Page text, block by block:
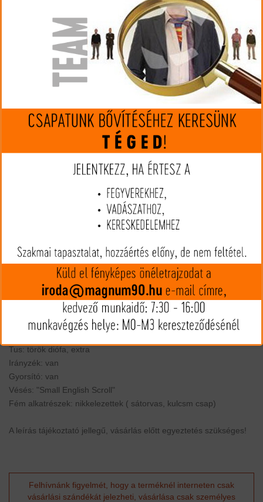
Krieghoff
KRHub115272
MIP kártya jóváírás: Kártyát igényelek
Termék leírás
A Krieghoff Hubertus egy egylövetű, billenő csövű, kézi készítésű
exkluzív vadászfegyver. A nikkelezett felületű acél tokrész és a
sátorvas acélból készült. A fegyver könnyedén, szerszámok
segítsége nélkül kettészedhető. Az Universal Trigger System
garantálja a finom, biztonságos elsütést. A tust válogatott
minőségű fából, bajor pofadékkal és schnabel előaggyal faragják,
kényelmi okokból könnyen oldható szíjkengyellel és 15 mm-es
tusgumival látták el. Az amúgy is különleges fegyver tokrészét
természetesen ellátta puskáját távcsőszerelék előkészítéssel,
melynek forgótalpa a csőbe illeszkedik.
Hossz: 144 cm
Cső: Octogonal (nyolcszögletű) 60 cm
Nagy oldalpanel: van
Tus: török diófa, extra
Irányzék: van
Gyorsító: van
Vésés: "Small English Scroll"
Fém alkatrészek: nikkelezettek ( sátorvas, kulcsm csap)
A leírás tájékoztató jellegű, vásárlás előtt egyeztetés szükséges!
Felhívnánk figyelmét, hogy a terméknél interneten csak
vásárlási szándékát jelezheti, vásárlása csak személyes